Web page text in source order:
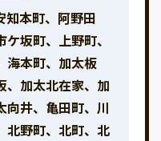
知本町、阿野田
坂町、上野町、
海本町、加太板
、加太北在家、加
向井、亀田町、川
北野町、北町、北